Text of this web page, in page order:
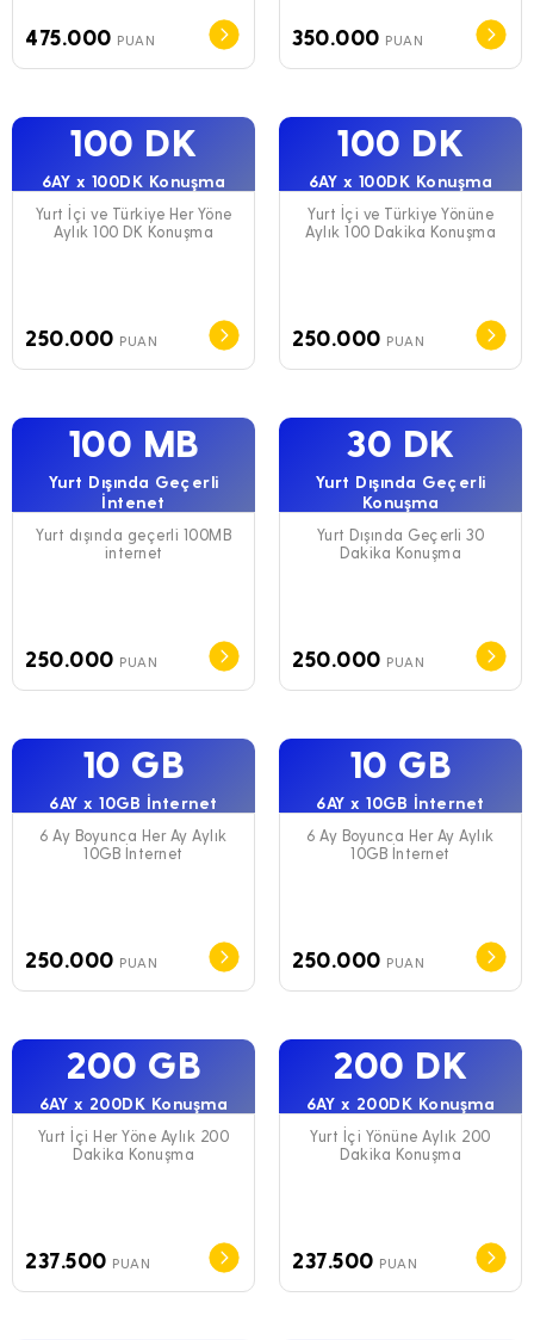
475.000 PUAN 350.000 PUAN
100 DK
6AY x 100DK Konuşma
Yurt İçi ve Türkiye Her Yöne
Aylık 100 DK Konuşma
250.000 PUAN
100 DK
6AY x 100DK Konuşma
Yurt İçi ve Türkiye Yönüne
Aylık 100 Dakika Konuşma
250.000 PUAN
100 MB
Yurt Dışında Geçerli
İntenet
Yurt dışında geçerli 100MB
internet
250.000 PUAN
30 DK
Yurt Dışında Geçerli
Konuşma
Yurt Dışında Geçerli 30
Dakika Konuşma
250.000 PUAN
10 GB
6AY x 10GB İnternet
6 Ay Boyunca Her Ay Aylık
10GB İnternet
250.000 PUAN
10 GB
6AY x 10GB İnternet
6 Ay Boyunca Her Ay Aylık
10GB İnternet
250.000 PUAN
200 GB
6AY x 200DK Konuşma
Yurt İçi Her Yöne Aylık 200
Dakika Konuşma
237.500 PUAN
200 DK
6AY x 200DK Konuşma
Yurt İçi Yönüne Aylık 200
Dakika Konuşma
237.500 PUAN